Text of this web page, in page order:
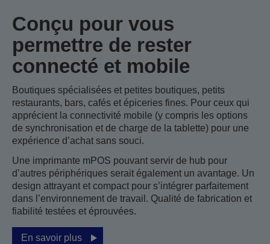
Conçu pour vous
permettre de rester
connecté et mobile
Boutiques spécialisées et petites boutiques, petits
restaurants, bars, cafés et épiceries fines. Pour ceux qui
apprécient la connectivité mobile (y compris les options
de synchronisation et de charge de la tablette) pour une
expérience d’achat sans souci.
Une imprimante mPOS pouvant servir de hub pour
d’autres périphériques serait également un avantage. Un
design attrayant et compact pour s’intégrer parfaitement
dans l’environnement de travail. Qualité de fabrication et
fiabilité testées et éprouvées.
En savoir plus